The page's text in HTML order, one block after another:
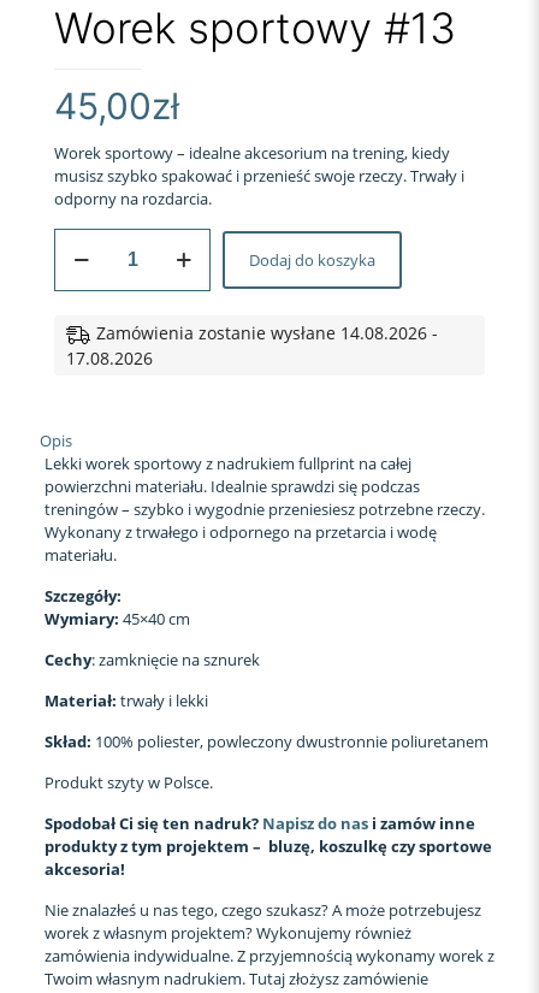
Worek sportowy #13
45,00zł
Worek sportowy – idealne akcesorium na trening, kiedy
musisz szybko spakować i przenieść swoje rzeczy. Trwały i
odporny na rozdarcia.
Worek
Dodaj do koszyka
Zamówienia zostanie wysłane 14.08.2026 -
17.08.2026
Opis
Lekki worek sportowy z nadrukiem fullprint na całej
powierzchni materiału. Idealnie sprawdzi się podczas
treningów – szybko i wygodnie przeniesiesz potrzebne rzeczy.
Wykonany z trwałego i odpornego na przetarcia i wodę
materiału.
Szczegóły:
Wymiary: 45×40 cm
Cechy: zamknięcie na sznurek
Materiał: trwały i lekki
Skład: 100% poliester, powleczony dwustronnie poliuretanem
Produkt szyty w Polsce.
Spodobał Ci się ten nadruk? Napisz do nas i zamów inne
produkty z tym projektem – bluzę, koszulkę czy sportowe
akcesoria!
Nie znalazłeś u nas tego, czego szukasz? A może potrzebujesz
worek z własnym projektem? Wykonujemy również
zamówienia indywidualne. Z przyjemnością wykonamy worek z
Twoim własnym nadrukiem. Tutaj złożysz zamówienie